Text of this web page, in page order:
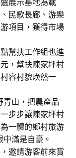
民歌長廊、游樂
項目，獲得市場
幫扶工作組也進
，幫扶陳家坪村
容村貌煥然一
青山，把農產品
步步讓陳家坪村
一體的鄉村旅游
滿是自豪。
邀請游客前來賞